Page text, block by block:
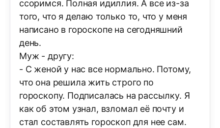
ссоримся. Полная идиллия. А все из-за
того, что я делаю только то, что у меня
написано в гороскопе на сегодняшний
день.
Муж - другу:
- С женой у нас все нормально. Потому,
что она решила жить строго по
гороскопу. Подписалась на рассылку. Я
как об этом узнал, взломал её почту и
стал составлять гороскоп для нее сам.